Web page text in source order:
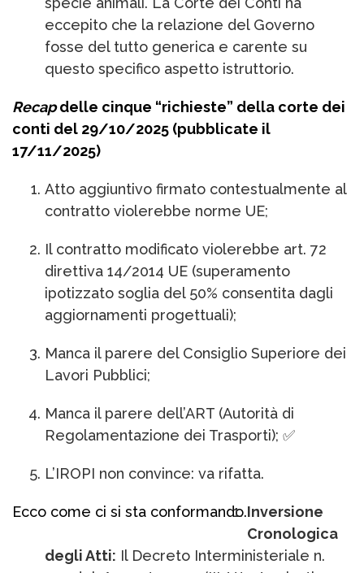
eccepito che la relazione del Governo
fosse del tutto generica e carente su
questo specifico aspetto istruttorio.
Recapdelle cinque “richieste” della corte dei
conti del 29/10/2025 (pubblicate il
17/11/2025)
Atto aggiuntivo firmato contestualmente al
contratto violerebbe norme UE;
Il contratto modificato violerebbe art. 72
direttiva 14/2014 UE (superamento
ipotizzato soglia del 50% consentita dagli
aggiornamenti progettuali);
Manca il parere del Consiglio Superiore dei
Lavori Pubblici;
Manca il parere dell’ART (Autorità di
Regolamentazione dei Trasporti); ✅
L’IROPI non convince: va rifatta.
Ecco come ci si sta conformando.Inversione
Cronologica
degli Atti: Il Decreto Interministeriale n.